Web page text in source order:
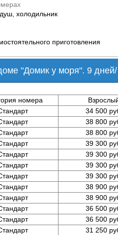
холодильник
приготовления
"Домик у моря". 9
номера
34 500
38 800
38 800
39 300
39 300
39 300
39 300
38 900
38 900
36 500
36 500
31 250